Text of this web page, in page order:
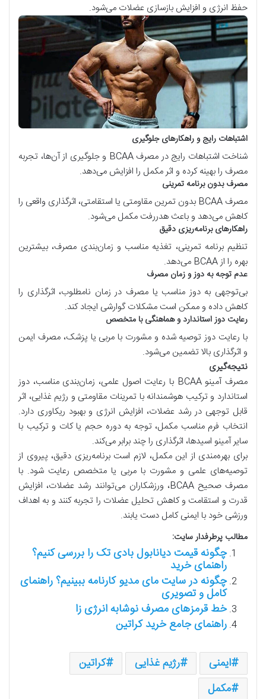
حفظ انرژی و افزایش بازسازی عضلات می‌شود.
اشتباهات رایج و راهکارهای جلوگیری
شناخت اشتباهات رایج در مصرفBCAA و جلوگیری از آن‌ها، تجربه
مصرف را بهینه کرده و اثر مکمل را افزایش می‌دهد.
مصرف بدون برنامه تمرینی
مصرف BCAA بدون تمرین مقاومتی یا استقامتی، اثرگذاری واقعی را
کاهش می‌دهد و باعث هدررفت مکمل می‌شود.
راهکارهای برنامه‌ریزی دقیق
تنظیم برنامه تمرینی، تغذیه مناسب و زمان‌بندی مصرف، بیشترین
بهره را ازBCAA می‌دهد.
عدم توجه به دوز و زمان مصرف
بی‌توجهی به دوز مناسب یا مصرف در زمان نامطلوب، اثرگذاری را
کاهش داده و ممکن است مشکلات گوارشی ایجاد کند.
رعایت دوز استاندارد و هماهنگی با متخصص
با رعایت دوز توصیه شده و مشورت با مربی یا پزشک، مصرف ایمن
و اثرگذاری بالا تضمین می‌شود.
نتیجه‌گیری
مصرف آمینوBCAA با رعایت اصول علمی، زمان‌بندی مناسب، دوز
استاندارد و ترکیب هوشمندانه با تمرینات مقاومتی و رژیم غذایی، اثر
قابل توجهی در رشد عضلات، افزایش انرژی و بهبود ریکاوری دارد.
انتخاب فرم مناسب مکمل، توجه به دوره حجم یا کات و ترکیب با
سایر آمینو اسیدها، اثرگذاری را چند برابر می‌کند.
برای بهره‌مندی از این مکمل، لازم است برنامه‌ریزی دقیق، پیروی از
توصیه‌های علمی و مشورت با مربی یا متخصص رعایت شود. با
مصرف صحیحBCAA، ورزشکاران می‌توانند رشد عضلات، افزایش
قدرت و استقامت و کاهش تحلیل عضلات را تجربه کنند و به اهداف
ورزشی خود با ایمنی کامل دست یابند.
مطالب پرطرفدار سایت:
چگونه قیمت دیانابول بادی تک را بررسی کنیم؟
راهنمای خرید
چگونه در سایت مای مدیو کارنامه ببینیم؟ راهنمای
کامل و تصویری
خط قرمزهای مصرف نوشابه انرژی زا
راهنمای جامع خرید کراتین
ایمنی رژیم غذایی
کراتین
مکمل